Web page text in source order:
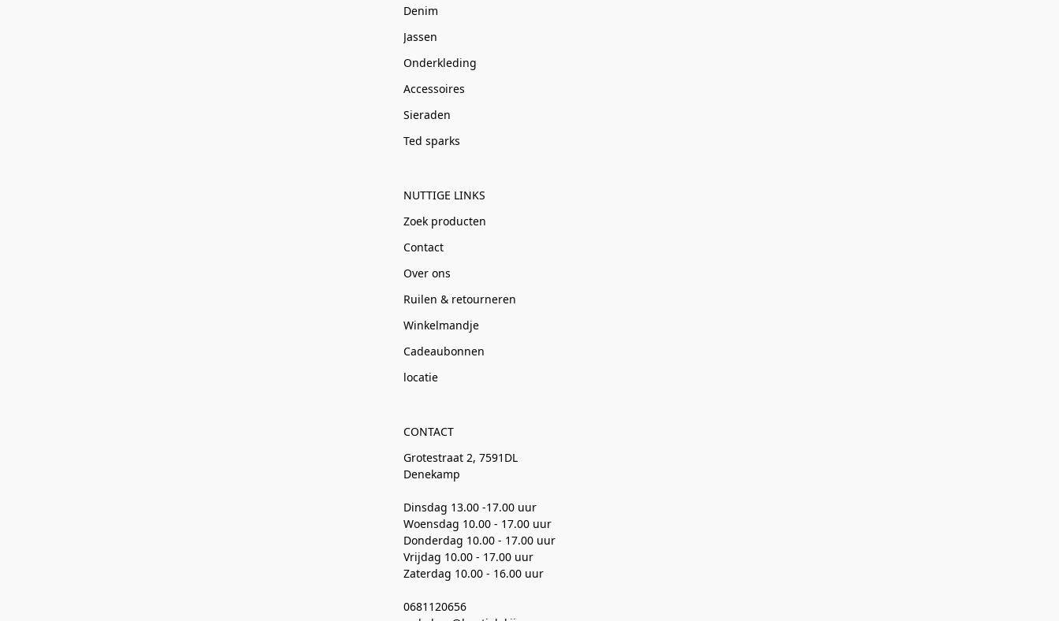
Denim
Jassen
Onderkleding
Accessoires
Sieraden
Ted sparks
NUTTIGE LINKS
Zoek producten
Contact
Over ons
Ruilen & retourneren
Winkelmandje
Cadeaubonnen
locatie
CONTACT
Grotestraat 2, 7591DL
Denekamp
Dinsdag 13.00 -17.00 uur
Woensdag 10.00 - 17.00 uur
Donderdag 10.00 - 17.00 uur
Vrijdag 10.00 - 17.00 uur
Zaterdag 10.00 - 16.00 uur
0681120656